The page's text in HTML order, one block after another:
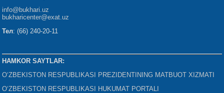
info@bukhari.uz
bukharicenter@exat.uz
Тел: (66) 240-20-11
HAMKOR SAYTLAR:
O‘ZBEKISTON RESPUBLIKASI PREZIDENTINING MATBUOT XIZMATI
O‘ZBEKISTON RESPUBLIKASI HUKUMAT PORTALI